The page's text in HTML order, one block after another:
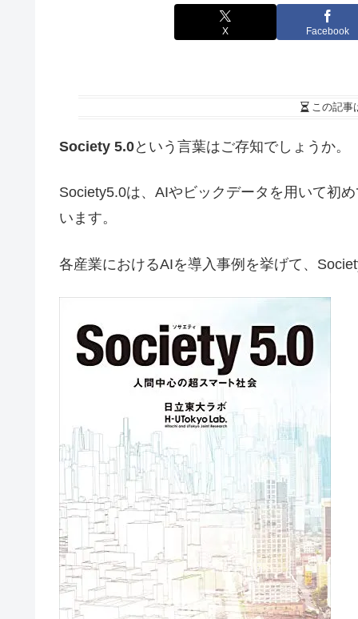
X Facebook
この記事
Society 5.0という言葉はご存知でしょうか。
Society5.0は、AIやビックデータを用いて初
います。
各産業におけるAIを導入事例を挙げて、